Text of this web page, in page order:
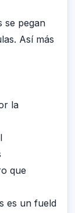
se pegan
Así más
la
que
es un fueld